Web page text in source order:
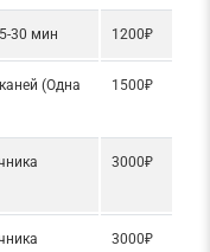
30 мин 1200₽
(Одна
1500₽
3000₽
3000₽